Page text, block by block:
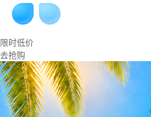
限时低价
去抢购